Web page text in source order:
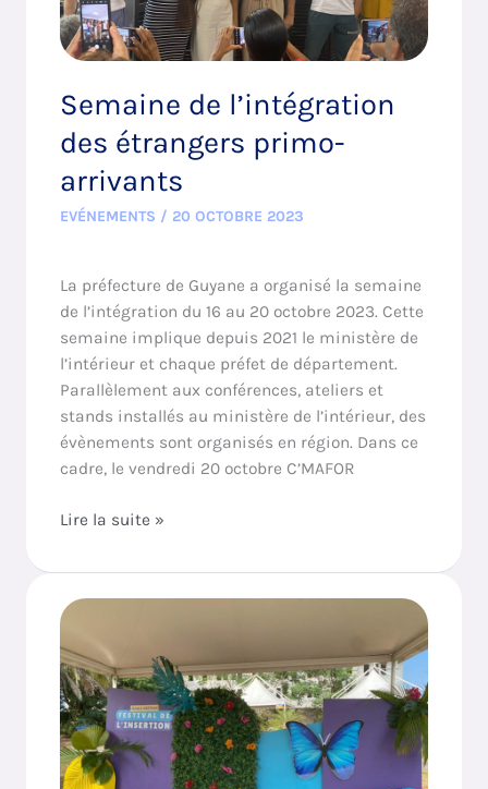
Semaine de l’intégration
des étrangers primo-
arrivants
EVÉNEMENTS / 20 OCTOBRE 2023
La préfecture de Guyane a organisé la semaine
de l’intégration du 16 au 20 octobre 2023. Cette
semaine implique depuis 2021 le ministère de
l’intérieur et chaque préfet de département.
Parallèlement aux conférences, ateliers et
stands installés au ministère de l’intérieur, des
évènements sont organisés en région. Dans ce
cadre, le vendredi 20 octobre C’MAFOR
Lire la suite »
4ème
du
Festival
de
l’Insertion